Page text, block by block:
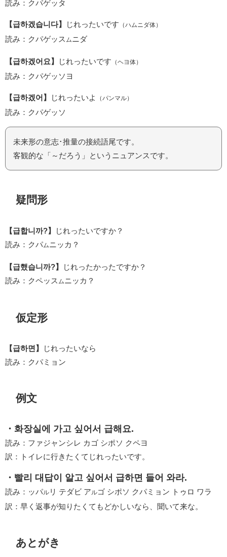
読み：クパゲッタ
【급하겠습니다】 じれったいです （ハムニダ体）
読み：クパゲッス ムニダ
【급하겠어요】 じれったいです （ヘヨ体）
読み：クパゲッソヨ
【급하겠어】 じれったいよ （パンマル）
読み：クパゲッソ
未来形の意志･推量の接続語尾です。
客観的な「～だろう」というニュアンスです。
疑問形
【급합니까?】
じれったいですか？
読み：クパム ニッカ？
【급했습니까?】
じれったかったですか？
読み：クペッス ム ニッカ？
仮定形
【급하면】
じれったいなら
読み：クパミョン
例文
・화장실에 가고 싶어서 급해요.
読み：ファジャンシレ カゴ シポソ クペヨ
訳：トイレに行きたくてじれったいです。
・빨리 대답이 알고 싶어서 급하면 들어 와라.
読み：ッパル リ テダビ ア ルゴ シポソ クパミョン トゥロ ワラ
訳：早く返事が知りたくてもどかしいなら、聞いて来な。
あとがき